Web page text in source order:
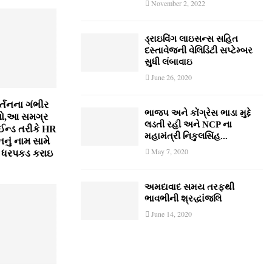
ગંભીર
સમગ્ર
તરીકે HR
નામ સામે
કરાઇ
November 2, 2022
ડ્રાઇવિંગ લાઇસન્સ સહિત
દસ્તાવેજની વેલિડિટી સપ્ટેમ્બર
સુધી લંબાવાઇ
June 26, 2020
ભાજપ અને કોંગ્રેસ ભાડા મુદ્દે
લડતી રહી અને NCP ના
મહામંત્રી નિકુલસિંહ...
May 7, 2020
અમદાવાદ સમય તરફથી
ભાવભીની શ્રદ્ધાંજલિ
June 14, 2020